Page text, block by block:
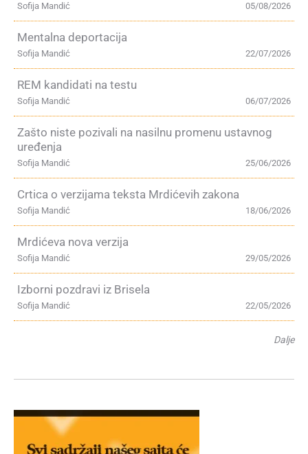
05/08/2026
Sofija Mandić
Mentalna deportacija
22/07/2026
Sofija Mandić
REM kandidati na testu
06/07/2026
Sofija Mandić
Zašto niste pozivali na nasilnu promenu ustavnog
uređenja
25/06/2026
Sofija Mandić
Crtica o verzijama teksta Mrdićevih zakona
18/06/2026
Sofija Mandić
Mrdićeva nova verzija
29/05/2026
Sofija Mandić
Izborni pozdravi iz Brisela
22/05/2026
Sofija Mandić
Dalje